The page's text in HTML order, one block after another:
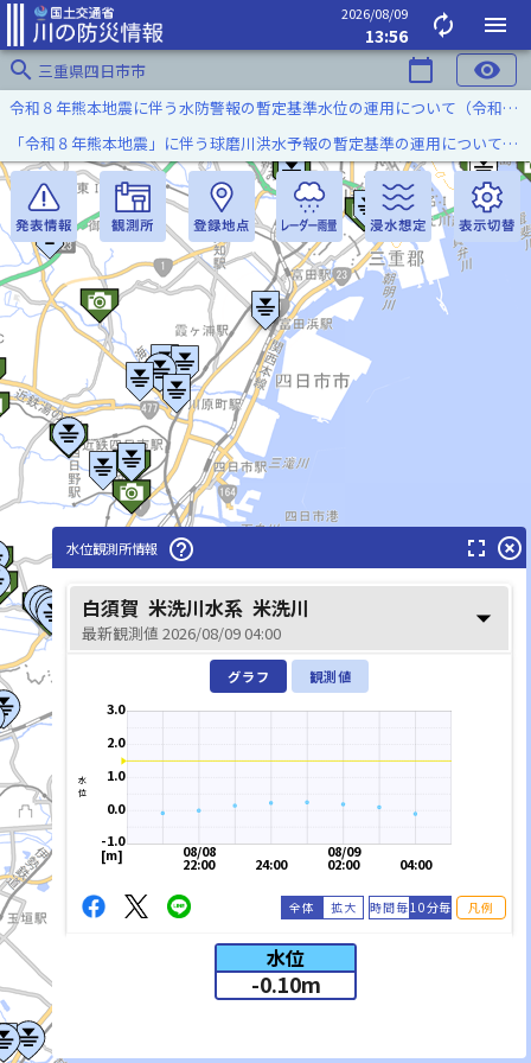
2026/08/09
13:56 autorenew
menu
search 三重県四日市市 calendar_today visibility
鈴鹿川(すずかがわ)
令和８年熊本地震に伴う水防警報の暫定基準水位の運用について（令和８年８月７日）
「令和８年熊本地震」に伴う球磨川洪水予報の暫定基準の運用について（令和８年８月５日）
水位観測所情報 help_outline fullscreen highlight_off
白須賀 米洗川水系 米洗川
最新観測値 2026/08/09 04:00 arrow_drop_down
グラフ 観測値
-1.0
0.0
1.0
2.0
3.0
[m]
水位
04:00
08/09
02:00
24:00
08/08
22:00
全体 拡大 時間毎10分毎 凡例
水位
-0.10m